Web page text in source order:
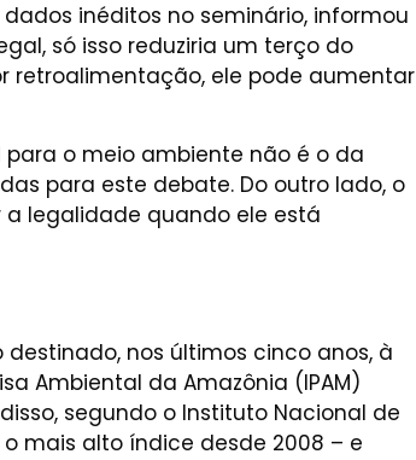
inéditos no seminário, informou
só isso reduziria um terço do
retroalimentação, ele pode aumentar
para o meio ambiente não é o da
para este debate. Do outro lado, o
a legalidade quando ele está
nos últimos cinco anos, à
Ambiental da Amazônia (IPAM)
segundo o Instituto Nacional de
mais alto índice desde 2008 – e